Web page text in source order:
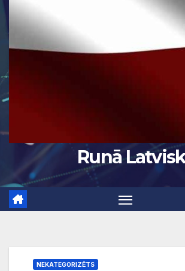
Runā
NEKATEGORIZĒTS